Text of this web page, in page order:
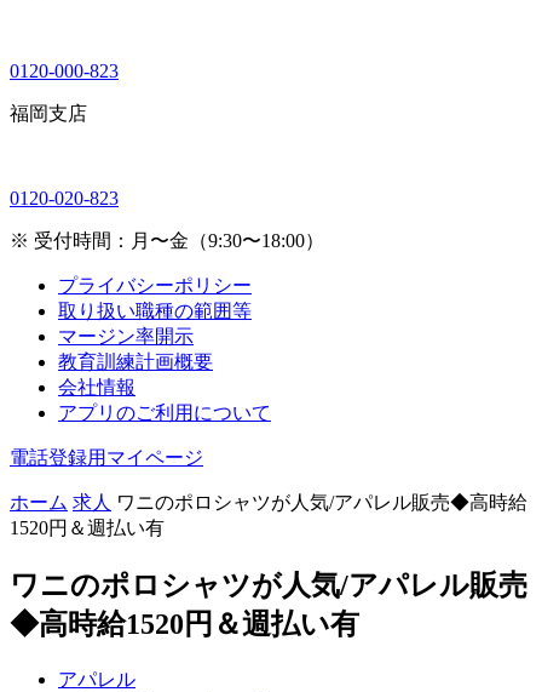
0120-000-823
福岡支店
0120-020-823
※ 受付時間：月〜金（9:30〜18:00）
プライバシーポリシー
取り扱い職種の範囲等
マージン率開示
教育訓練計画概要
会社情報
アプリのご利用について
電話登録用マイページ
ホーム 求人 ワニのポロシャツが人気/アパレル販売◆高時給
1520円＆週払い有
ワニのポロシャツが人気/アパレル販売
◆高時給1520円＆週払い有
アパレル